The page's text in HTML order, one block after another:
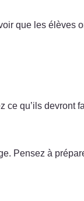
que les élèves
ce qu’ils devront
Pensez à